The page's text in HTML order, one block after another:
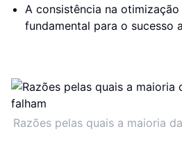
A consistência na
fundamental para o sucesso
Razões pelas quais a maioria